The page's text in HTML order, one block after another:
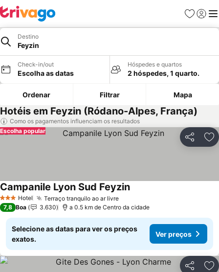
Favoritos
Iniciar
Destino
Feyzin
Check-in/out
Escolha as datas
Hóspedes e quartos
2 hóspedes, 1 quarto.
Ordenar Filtrar Mapa
Hotéis em Feyzin (Ródano-Alpes, França)
Como os pagamentos influenciam os resultados
Partilhar
Escolha popular
3 EstrelasHotel Terraço tranquilo ao ar livreVer preços
Campanile Lyon Sud FeyzinVer preços
7,8 Boa 3.630 a 0.5 km de Centro da cidade
Selecione as datas para ver os preços
exatos.
Ver preços
Partilhar